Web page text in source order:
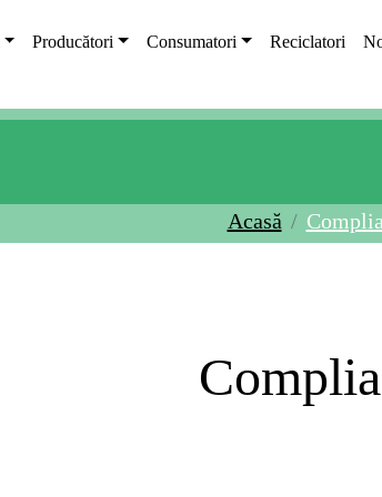
Producători Consumatori Reciclatori
Acasă